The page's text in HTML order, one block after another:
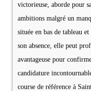
victorieuse, aborde pour
ambitions malgré un
située en bas de tableau
son absence, elle peut
avantageuse pour
candidature
course de référence à